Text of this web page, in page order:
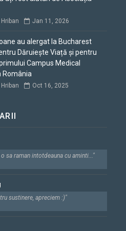
Jan 11, 2026
au alergat la Bucharest
Dăruiește Viață și pentru
Campus Medical
România
Oct 16, 2025
sa raman intotdeauna cu aminti..."
sustinere, apreciem :)"